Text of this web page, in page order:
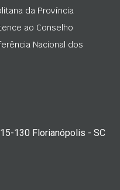
da Província
ao Conselho
Nacional dos
130 Florianópolis - SC